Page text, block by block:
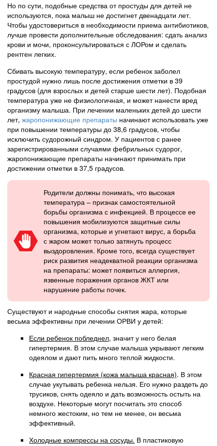
Но по сути, подобные средства от простуды для детей не
используются, пока малыш не достигнет двенадцати лет.
Чтобы удостовериться в необходимости приема антибиотиков,
лучше провести дополнительные обследования: сдать анализ
крови и мочи, проконсультироваться с ЛОРом и сделать
рентген легких.
Сбивать высокую температуру, если ребенок заболел
простудой нужно лишь после достижения отметки в 39
градусов (для взрослых и детей старше шести лет). Подобная
температура уже не физиологичная, и может нанести вред
организму малыша. При лечении маленьких детей до шести
лет, жаропонижающие препараты начинают использовать уже
при повышении температуры до 38,6 градусов, чтобы
исключить судорожный синдром. У пациентов с ранее
зарегистрированными случаями фебрильных судорог,
жаропонижающие препараты начинают принимать при
достижении отметки в 37,5 градусов.
Родители должны понимать, что высокая
температура – признак самостоятельной
борьбы организма с инфекцией. В процессе ее
повышения мобилизуются защитные силы
организма, которые и угнетают вирус, а борьба
с жаром может только затянуть процесс
выздоровления. Кроме того, всегда существует
риск развития неадекватной реакции организма
на препараты: может появиться аллергия,
язвенные поражения органов ЖКТ или
нарушение работы почек.
Существуют и народные способы снятия жара, которые
весьма эффективны при лечении ОРВИ у детей:
Если ребенок побледнел, значит у него белая
гипертермия. В этом случае малыша укрывают легким
одеялом и дают пить много теплой жидкости.
Красная гипертермия (кожа малыша красная). В этом
случае укутывать ребенка нельзя. Его нужно раздеть до
трусиков, снять одеяло и дать возможность остыть на
воздухе. Некоторые могут посчитать это способ
немного жестоким, но тем не менее, он весьма
эффективный.
Холодные компрессы на сосуды. В пластиковую